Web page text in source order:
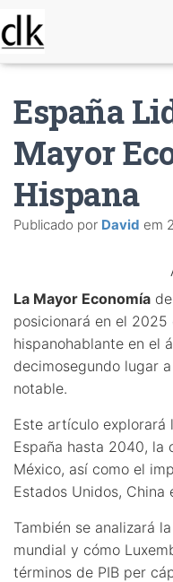
España
Mayor
Hispana
Publicado por David em
La Mayor Economía
posicionará en el
hispanohablante en el
decimosegundo lugar
notable.
Este artículo explorará
España hasta 2040, la
México, así como el
Estados Unidos, China
También se analizará
mundial y cómo
términos de PIB per